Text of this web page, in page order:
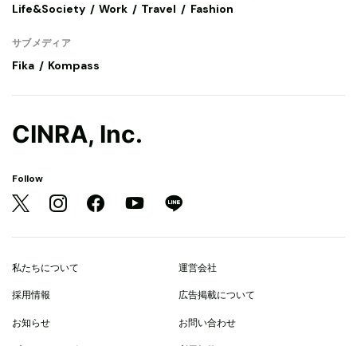
Life&Society
Work Travel Fashion
サブメディア
Fika Kompass
CINRA, Inc.
Follow
私たちについて 運営会社
採用情報 広告掲載について
お知らせ お問い合わせ